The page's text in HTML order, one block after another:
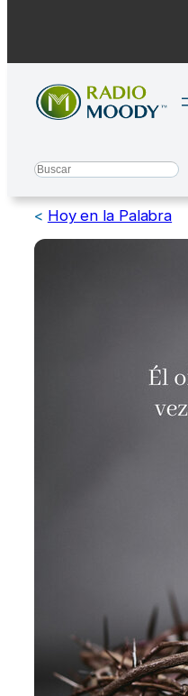
contenido
Search
< Hoy en la Palabra